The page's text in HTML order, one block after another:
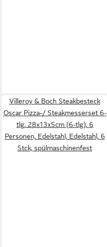
Villeroy & Boch Steakbesteck
Oscar Pizza-/ Steakmesserset 6-
tlg. 28x13x5cm (6-tlg), 6
Personen, Edelstahl, Edelstahl, 6
Stck, spülmaschinenfest